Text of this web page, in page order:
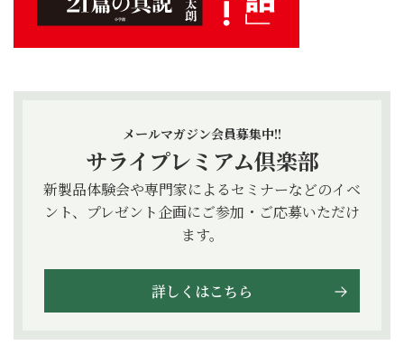
メールマガジン会員募集中!!
サライプレミアム倶楽部
新製品体験会や専門家によるセミナーなどのイベ
ント、プレゼント企画にご参加・ご応募いただけ
ます。
詳しくはこちら